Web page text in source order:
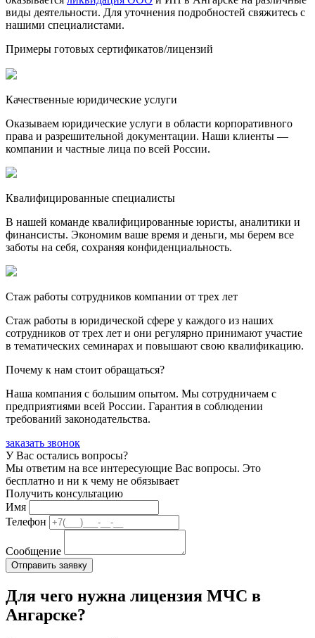
виды деятельности. Для уточнения подробностей свяжитесь с
нашими специалистами.
Примеры готовых сертификатов/лицензий
Качественные юридические услуги
Оказываем юридические услуги в области корпоративного
права и разрешительной документации. Наши клиенты —
компании и частные лица по всей России.
Квалифицированные специалисты
В нашей команде квалифицированные юристы, аналитики и
финансисты. Экономим ваше время и деньги, мы берем все
заботы на себя, сохраняя конфиденциальность.
Стаж работы сотрудников компании от трех лет
Стаж работы в юридической сфере у каждого из наших
сотрудников от трех лет и они регулярно принимают участие
в тематических семинарах и повышают свою квалификацию.
Почему к нам стоит обращаться?
Наша компания с большим опытом. Мы сотрудничаем с
предприятиями всей России. Гарантия в соблюдении
требований законодательства.
заказать звонок
У Вас остались вопросы?
Мы ответим на все интересующие Вас вопросы. Это
бесплатно и ни к чему не обязывает
Получить консультацию
Имя
Телефон
Сообщение
Для чего нужна лицензия МЧС в
Ангарске?